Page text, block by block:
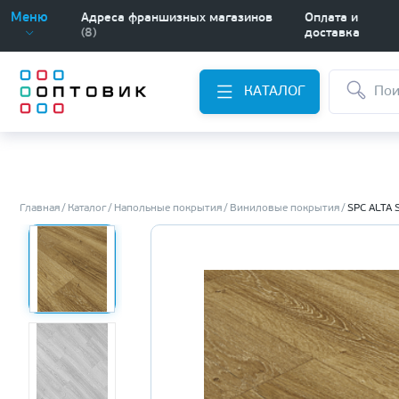
Меню
Адреса франшизных магазинов
(8)
Оплата и
доставка
КАТАЛОГ
Главная Каталог Напольные покрытия Виниловые покрытия SPC ALTA